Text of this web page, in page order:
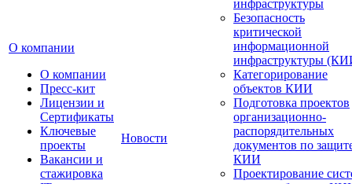
О компании
О компании
Пресс-кит
Лицензии и
Сертификаты
Ключевые
проекты
Вакансии и
стажировка
Новости
инфраструктуры
Безопасность
критической
информационной
инфраструктуры
Категорирование
объектов КИИ
Подготовка проектов
организационно-
распорядительных
документов по
КИИ
Проектирование